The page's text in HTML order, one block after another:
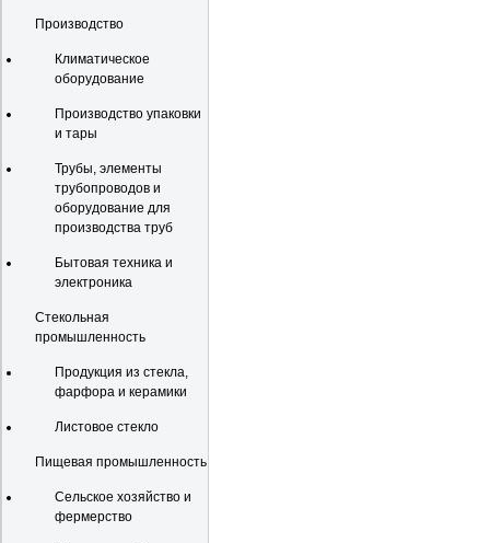
Производство
Климатическое
оборудование
Производство упаковки
и тары
Трубы, элементы
трубопроводов и
оборудование для
производства труб
Бытовая техника и
электроника
Стекольная
промышленность
Продукция из стекла,
фарфора и керамики
Листовое стекло
Пищевая промышленность
Сельское хозяйство и
фермерство